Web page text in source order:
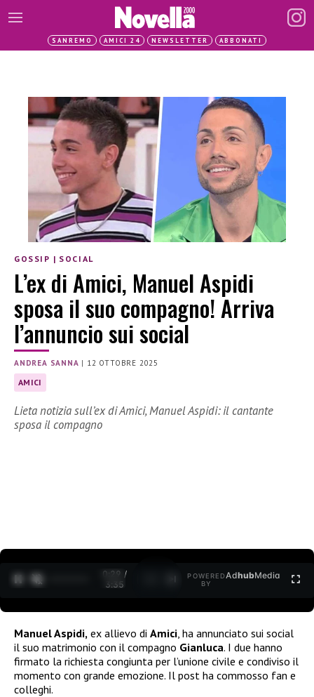
SANREMO AMICI 24 NEWSLETTER ABBONATI
GOSSIP | SOCIAL
L’ex di Amici, Manuel Aspidi
sposa il suo compagno! Arriva
l’annuncio sui social
ANDREA SANNA | 12 OTTOBRE 2025
AMICI
Lieta notizia sull’ex di Amici, Manuel Aspidi: il cantante
sposa il compagno
0:30 /
3:35
POWERED
BY
AdhubMedia
Manuel Aspidi, ex allievo di Amici , ha annunciato sui social
il suo matrimonio con il compagno Gianluca. I due hanno
firmato la richiesta congiunta per l’unione civile e condiviso il
momento con grande emozione. Il post ha commosso fan e
colleghi.